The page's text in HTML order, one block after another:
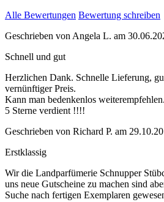
Alle Bewertungen Bewertung schreiben
Geschrieben von Angela L. am
Schnell und gut
Herzlichen Dank. Schnelle Lieferung,
vernünftiger Preis.
Kann man bedenkenlos weiterempfehlen.
5 Sterne verdient !!!!
Geschrieben von Richard P. am
Erstklassig
Wir die Landparfümerie Schnupper
uns neue Gutscheine zu machen sind
Suche nach fertigen Exemplaren